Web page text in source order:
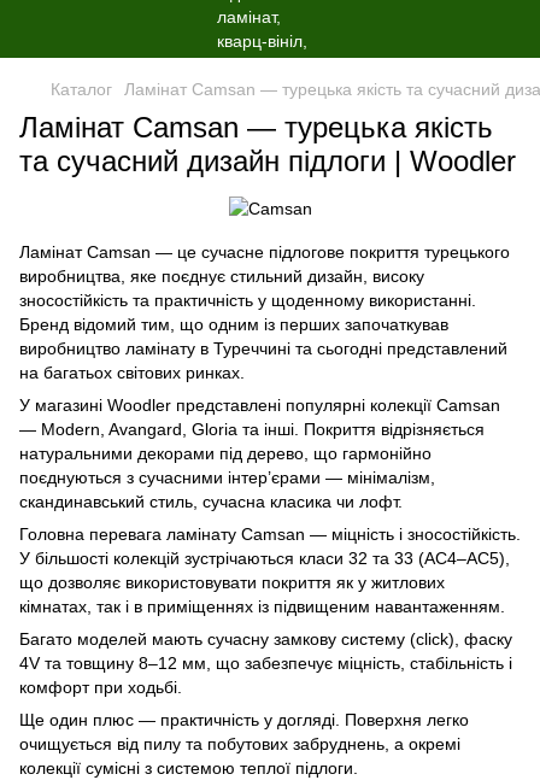
Каталог Ламінат Camsan — турецька якість та сучасний
Ламінат Camsan — турецька якість
та сучасний дизайн підлоги | Woodler
Ламінат Camsan — це сучасне підлогове покриття турецького
виробництва, яке поєднує стильний дизайн, високу
зносостійкість та практичність у щоденному використанні.
Бренд відомий тим, що одним із перших започаткував
виробництво ламінату в Туреччині та сьогодні представлений
на багатьох світових ринках.
У магазині Woodler представлені популярні колекції Camsan
— Modern, Avangard, Gloria та інші. Покриття відрізняється
натуральними декорами під дерево, що гармонійно
поєднуються з сучасними інтер’єрами — мінімалізм,
скандинавський стиль, сучасна класика чи лофт.
Головна перевага ламінату Camsan — міцність і зносостійкість.
У більшості колекцій зустрічаються класи 32 та 33 (AC4–AC5),
що дозволяє використовувати покриття як у житлових
кімнатах, так і в приміщеннях із підвищеним навантаженням.
Багато моделей мають сучасну замкову систему (click), фаску
4V та товщину 8–12 мм, що забезпечує міцність, стабільність і
комфорт при ходьбі.
Ще один плюс — практичність у догляді. Поверхня легко
очищується від пилу та побутових забруднень, а окремі
колекції сумісні з системою теплої підлоги.